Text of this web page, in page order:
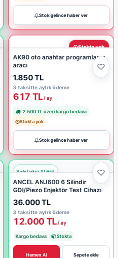
Stok gelince haber ver
Stokta yok
AK90 oto anahtar programlama
aracı
1.850 TL
3 taksitte aylık ödeme
617 TL/ ay
2.500 TL üzeri kargo bedava
Stokta yok
Stok gelince haber ver
ANCEL ANJ600 6 Silindir
GDI/Piezo Enjektör Test Cihazı
36.000 TL
3 taksitte aylık ödeme
12.000 TL/ ay
Kargo bedava Stokta
Sepete ekle
Hemen Al